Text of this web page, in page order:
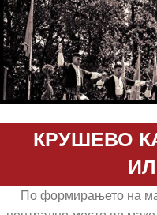
КРУШЕВО
По формирањето на